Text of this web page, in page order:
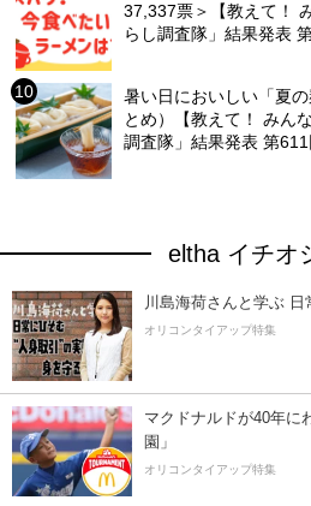
37,337票＞【教えて！
らし調査隊」結果発表
暑い日においしい「夏
とめ）【教えて！ みん
調査隊」結果発表 第611
eltha イチオ
川島海荷さんと学ぶ 日
オリコンタイアップ特集
マクドナルドが40年に
園」
オリコンタイアップ特集